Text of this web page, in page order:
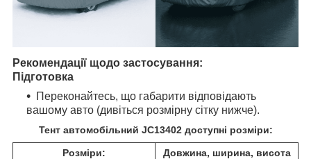
Рекомендації щодо застосування:
Підготовка
Переконайтесь, що габарити відповідають
вашому авто (дивіться розмірну сітку нижче).
Тент автомобільний JC13402 доступні розміри:​
Розміри:
Довжина, ширина, висота